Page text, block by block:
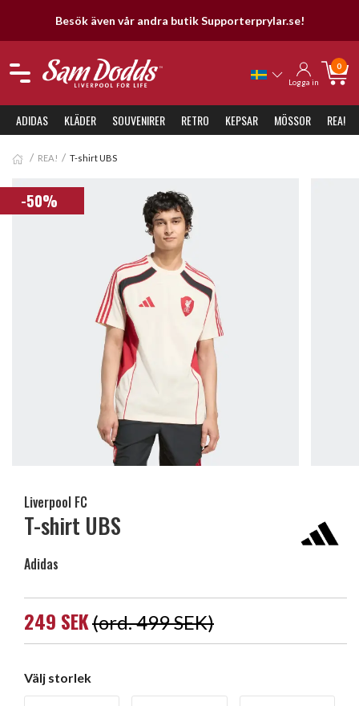
Supporterprylar.se! 30 dagars
Logga in
0
ADIDAS KLÄDER SOUVENIRER RETRO KEPSAR MÖSSOR REA!
REA! T-shirt UBS
-50%
Liverpool FC
T-shirt UBS
Adidas
249 SEK(ord. 499 SEK)
Välj storlek